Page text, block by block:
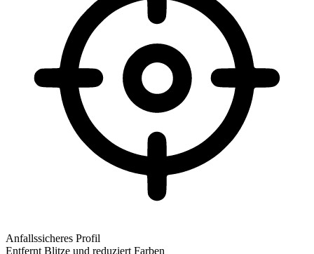
Anfallssicheres Profil
Entfernt Blitze und reduziert Farben